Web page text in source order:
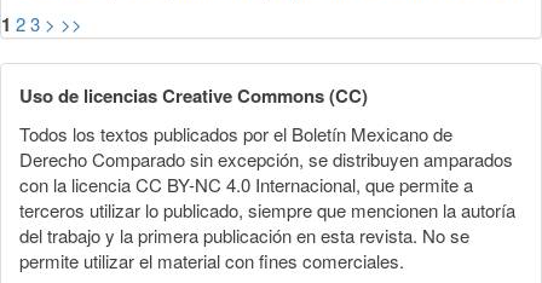
1 23 > >>
Uso de licencias Creative Commons (CC)
Todos los textos publicados por el Boletín Mexicano de
Derecho Comparado sin excepción, se distribuyen amparados
con la licencia CC BY-NC 4.0 Internacional, que permite a
terceros utilizar lo publicado, siempre que mencionen la autoría
del trabajo y la primera publicación en esta revista. No se
permite utilizar el material con fines comerciales.